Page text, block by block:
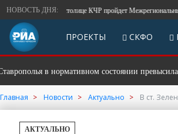
НОВОСТЬ ДНЯ:В столице КЧР пройдет Межрегиональный
ПРОЕКТЫ СКФО
в нормативном состоянии превысила 78%
Главная Новости Актуально В ст.
АКТУАЛЬНО